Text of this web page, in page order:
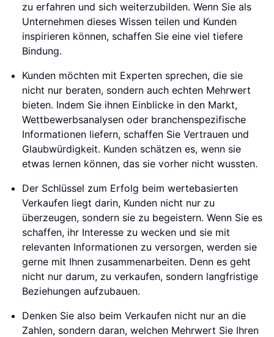
zu erfahren und sich weiterzubilden. Wenn Sie als
Unternehmen dieses Wissen teilen und Kunden
inspirieren können, schaffen Sie eine viel tiefere
Bindung.
Kunden möchten mit Experten sprechen, die sie
nicht nur beraten, sondern auch echten Mehrwert
bieten. Indem Sie ihnen Einblicke in den Markt,
Wettbewerbsanalysen oder branchenspezifische
Informationen liefern, schaffen Sie Vertrauen und
Glaubwürdigkeit. Kunden schätzen es, wenn sie
etwas lernen können, das sie vorher nicht wussten.
Der Schlüssel zum Erfolg beim wertebasierten
Verkaufen liegt darin, Kunden nicht nur zu
überzeugen, sondern sie zu begeistern. Wenn Sie es
schaffen, ihr Interesse zu wecken und sie mit
relevanten Informationen zu versorgen, werden sie
gerne mit Ihnen zusammenarbeiten. Denn es geht
nicht nur darum, zu verkaufen, sondern langfristige
Beziehungen aufzubauen.
Denken Sie also beim Verkaufen nicht nur an die
Zahlen, sondern daran, welchen Mehrwert Sie Ihren